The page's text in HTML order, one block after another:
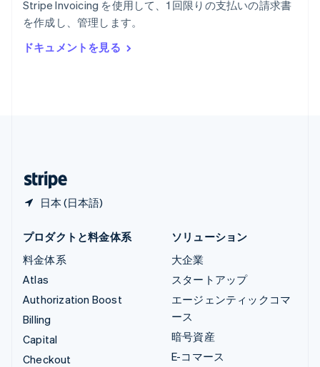
Stripe Invoicing を使用して、1 回限りの支払いの請求書
を作成し、管理します。
ドキュメントを見る
日本 (日本語)
リヒテンシュタイン
Deutsch English
ルーマニア
English
プロダクトと料金体系
料金体系
Atlas
Authorization Boost
Billing
Capital
Checkout
ソリューション
大企業
スタートアップ
エージェンティックコマ
ース
暗号資産
E-コマース